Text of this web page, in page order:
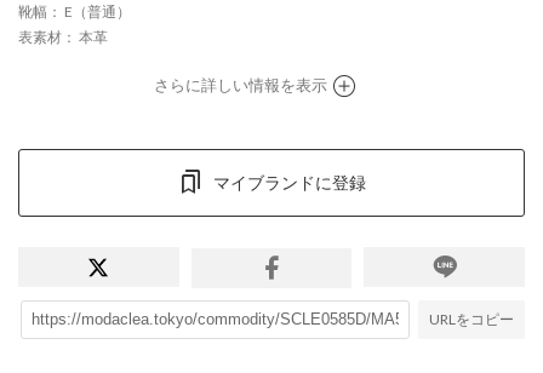
靴幅 ： E（普通）
表素材 ： 本革
さらに詳しい情報を表示
マイブランドに登録
URLをコピー